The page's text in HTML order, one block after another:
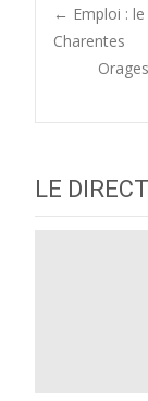
← Emploi :
Charentes
LE DIRECT